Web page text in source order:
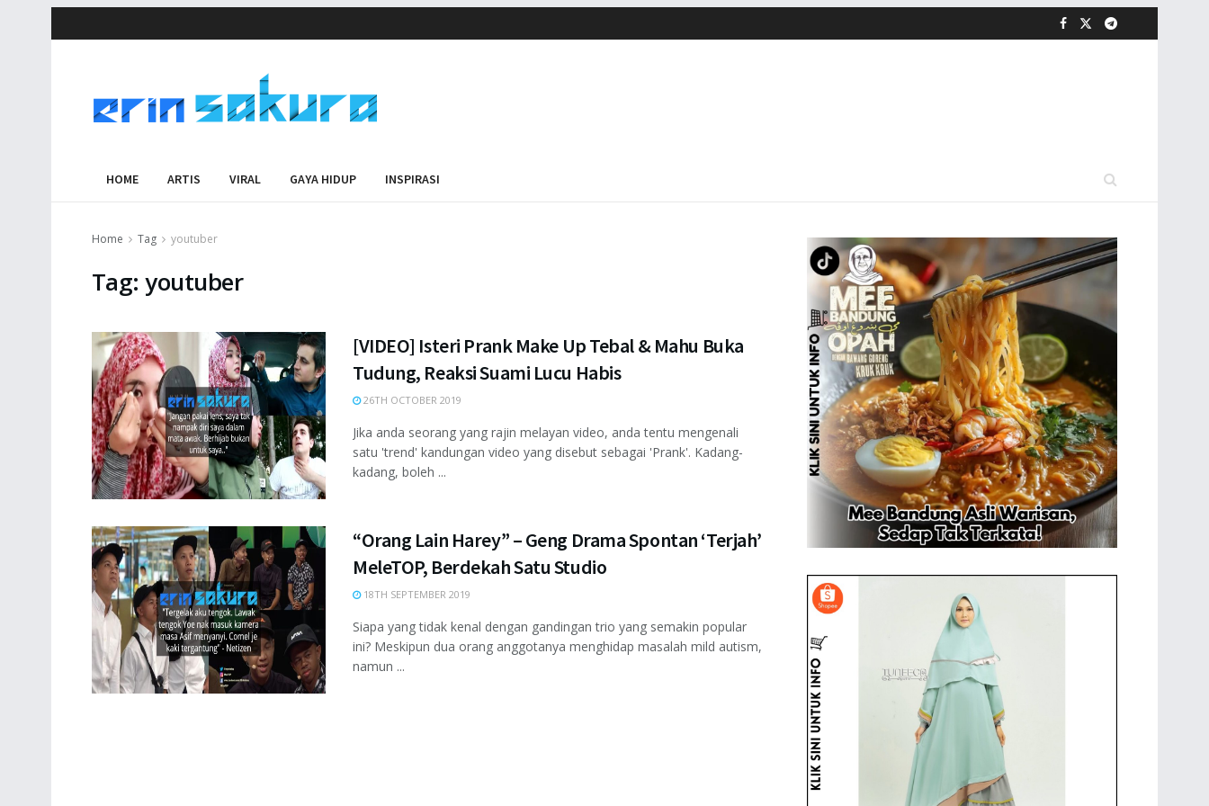
HOME ARTIS VIRAL GAYA HIDUP INSPIRASI
Home Tag youtuber
Tag:youtuber
[VIDEO] Isteri Prank Make Up Tebal & Mahu Buka
Tudung, Reaksi Suami Lucu Habis
26TH OCTOBER 2019
Jika anda seorang yang rajin melayan video, anda tentu mengenali
satu 'trend' kandungan video yang disebut sebagai 'Prank'. Kadang-
kadang, boleh ...
“Orang Lain Harey” – Geng Drama Spontan ‘Terjah’
MeleTOP, Berdekah Satu Studio
18TH SEPTEMBER 2019
Siapa yang tidak kenal dengan gandingan trio yang semakin popular
ini? Meskipun dua orang anggotanya menghidap masalah mild autism,
namun ...